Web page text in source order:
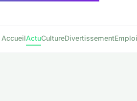
AccueilActuCultureDivertissementEmploi